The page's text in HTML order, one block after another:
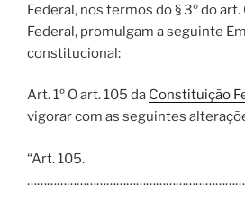
Federal, nos termos do § 3º do
Federal, promulgam a seguinte
constitucional:
Art. 1º O art. 105 da Constituição
vigorar com as seguintes
“Art. 105.